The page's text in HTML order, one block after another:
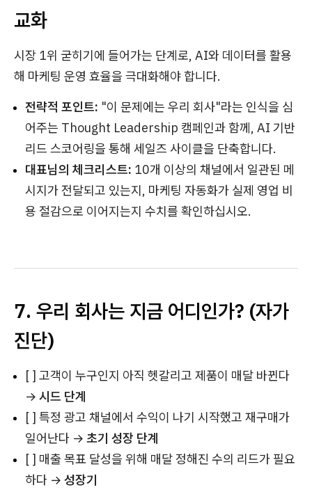
교화
시장 1위 굳히기에 들어가는 단계로, AI와 데이터를 활용
해 마케팅 운영 효율을 극대화해야 합니다.
전략적 포인트: "이 문제에는 우리 회사"라는 인식을 심
어주는 Thought Leadership 캠페인과 함께, AI 기반
리드 스코어링을 통해 세일즈 사이클을 단축합니다.
대표님의 체크리스트: 10개 이상의 채널에서 일관된 메
시지가 전달되고 있는지, 마케팅 자동화가 실제 영업 비
용 절감으로 이어지는지 수치를 확인하십시오.
7. 우리 회사는 지금 어디인가? (자가
진단)
[ ] 고객이 누구인지 아직 헷갈리고 제품이 매달 바뀐다
→ 시드 단계
[ ] 특정 광고 채널에서 수익이 나기 시작했고 재구매가
일어난다 → 초기 성장 단계
[ ] 매출 목표 달성을 위해 매달 정해진 수의 리드가 필요
하다 → 성장기